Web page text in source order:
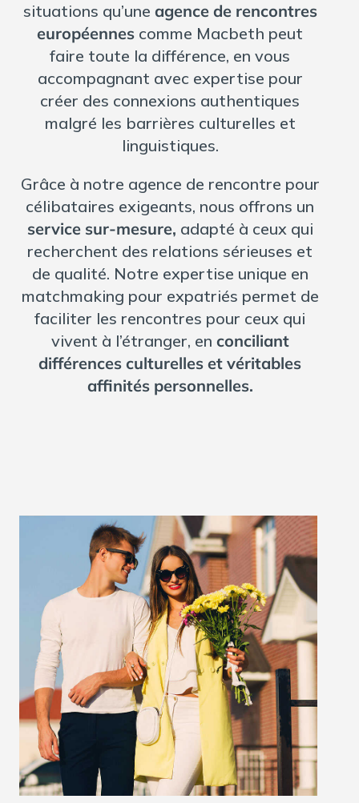
situations qu’une agence de rencontres
européennes comme Macbeth peut
faire toute la différence, en vous
accompagnant avec expertise pour
créer des connexions authentiques
malgré les barrières culturelles et
linguistiques.
Grâce à notre agence de rencontre pour
célibataires exigeants, nous offrons un
service sur-mesure, adapté à ceux qui
recherchent des relations sérieuses et
de qualité. Notre expertise unique en
matchmaking pour expatriés permet de
faciliter les rencontres pour ceux qui
vivent à l’étranger, en conciliant
différences culturelles et véritables
affinités personnelles.